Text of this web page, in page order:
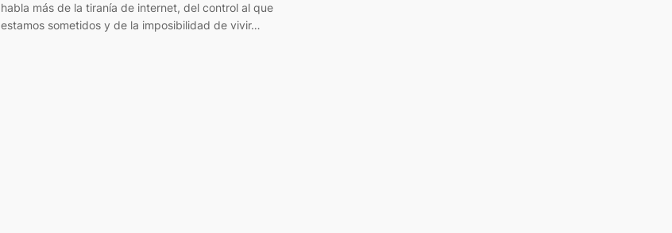
habla más de la tiranía de internet, del control al que
estamos sometidos y de la imposibilidad de vivir…